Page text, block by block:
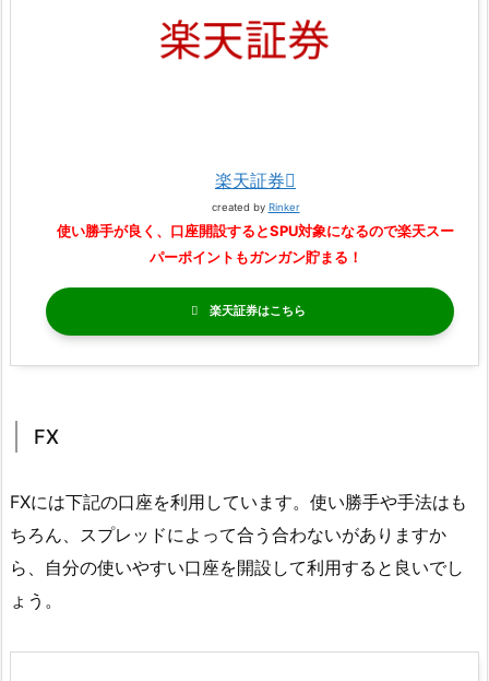
楽天証券
created by Rinker
使い勝手が良く、口座開設するとSPU対象になるので楽天スー
パーポイントもガンガン貯まる！
楽天証券
FX
FXには下記の口座を利用しています。使い勝手や手法はも
ちろん、スプレッドによって合う合わないがありますか
ら、自分の使いやすい口座を開設して利用すると良いでし
ょう。